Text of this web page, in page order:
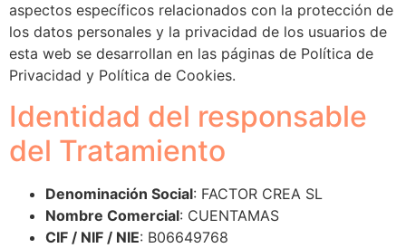
aspectos específicos relacionados con la protección de
los datos personales y la privacidad de los usuarios de
esta web se desarrollan en las páginas de Política de
Privacidad y Política de Cookies.
Identidad del responsable
del Tratamiento
Denominación Social: FACTOR CREA SL
Nombre Comercial: CUENTAMAS
CIF / NIF / NIE: B06649768